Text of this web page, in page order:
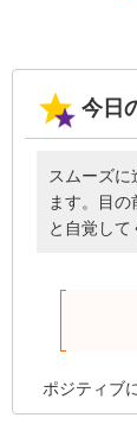
今日
スムーズ
ます。目
と自覚して
分が歩を
話しかけ
ポジティブ